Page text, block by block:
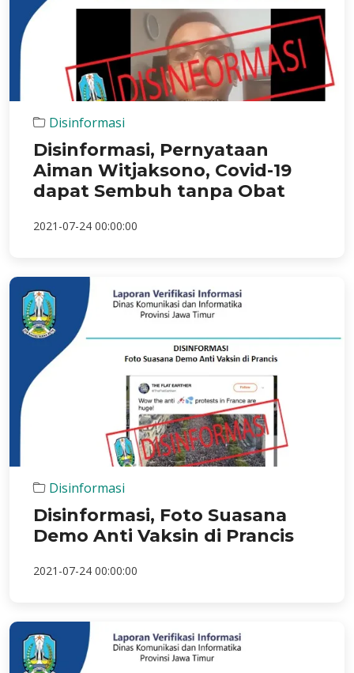
Disinformasi
Disinformasi, Pernyataan
Aiman Witjaksono, Covid-19
dapat Sembuh tanpa Obat
2021-07-24 00:00:00
Disinformasi
Disinformasi, Foto Suasana
Demo Anti Vaksin di Prancis
2021-07-24 00:00:00